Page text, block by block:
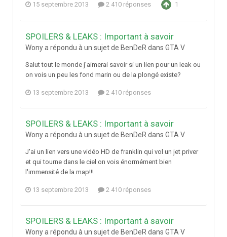
15 septembre 2013 2 410 réponses 1
SPOILERS & LEAKS : Important à savoir
Wony a répondu à un sujet de BenDeR dans GTA V
Salut tout le monde j'aimerai savoir si un lien pour un leak ou
on vois un peu les fond marin ou de la plongé existe?
13 septembre 2013 2 410 réponses
SPOILERS & LEAKS : Important à savoir
Wony a répondu à un sujet de BenDeR dans GTA V
J'ai un lien vers une vidéo HD de franklin qui vol un jet priver
et qui tourne dans le ciel on vois énormément bien
l'immensité de la map!!!
13 septembre 2013 2 410 réponses
SPOILERS & LEAKS : Important à savoir
Wony a répondu à un sujet de BenDeR dans GTA V